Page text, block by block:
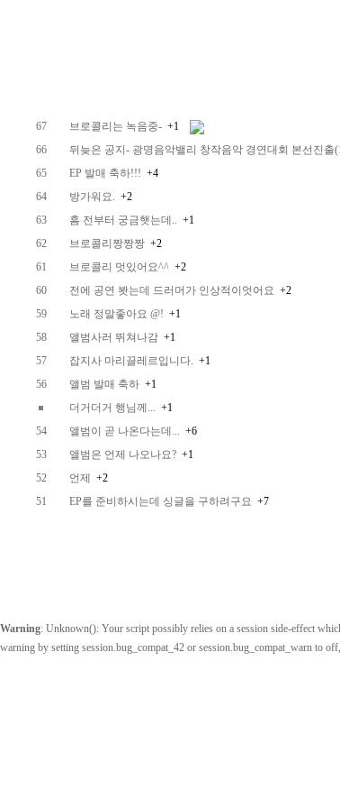
67 브로콜리는 녹음중- +1
66
뒤늦은 공지- 광명음악밸리 창작음악 경연대회 본선진출
65
EP 발매 축하!!! +4
64
방가워요. +2
63
흠 전부터 궁금햇는데.. +1
62
브로콜리짱짱짱 +2
61
브로콜리 멋있어요^^ +2
60
전에 공연 봣는데 드러머가 인상적이엇어요 +2
59
노래 정말좋아요 @! +1
58
앨범사러 뛰쳐나감 +1
57
잡지사 마리끌레르입니다. +1
56
앨범 발매 축하 +1
더거더거 행님께... +1
54
앨범이 곧 나온다는데... +6
53
앨범은 언제 나오나요? +1
52
언제 +2
51
EP를 준비하시는데 싱글을 구하려구요 +7
Warning: Unknown(): Your script possibly relies on a session side-effect
warning by setting session.bug_compat_42 or session.bug_compat_warn to